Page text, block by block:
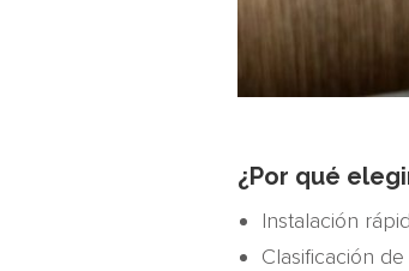
¿Por qué
Instalación
Clasificación